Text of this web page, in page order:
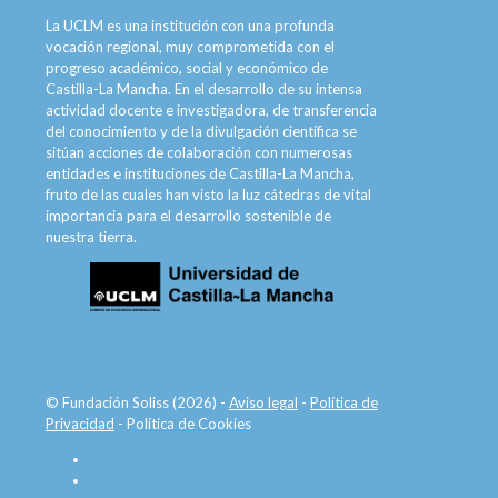
La UCLM es una institución con una profunda
vocación regional, muy comprometida con el
progreso académico, social y económico de
Castilla-La Mancha. En el desarrollo de su intensa
actividad docente e investigadora, de transferencia
del conocimiento y de la divulgación científica se
sitúan acciones de colaboración con numerosas
entidades e instituciones de Castilla-La Mancha,
fruto de las cuales han visto la luz cátedras de vital
importancia para el desarrollo sostenible de
nuestra tierra.
© Fundación Soliss (2026) - Aviso legal - Política de
Privacidad - Política de Cookies